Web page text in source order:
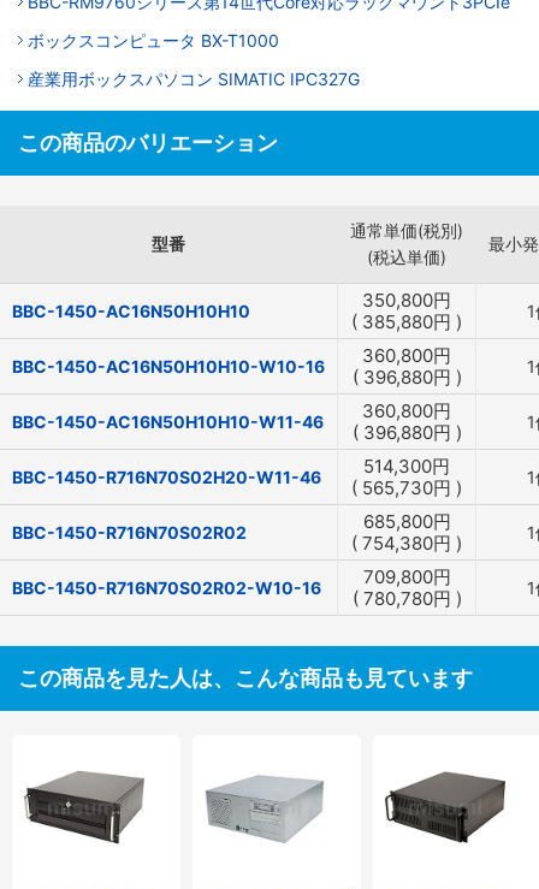
ボックスコンピュータ BX-T1000
産業用ボックスパソコン SIMATIC IPC327G
この商品のバリエーション
型番
通常単価(税別)
(税込単価)
最小
BBC-1450-AC16N50H10H10 350,800円
( 385,880円 )
BBC-1450-AC16N50H10H10-W10-16 360,800円
( 396,880円 )
BBC-1450-AC16N50H10H10-W11-46 360,800円
( 396,880円 )
BBC-1450-R716N70S02H20-W11-46 514,300円
( 565,730円 )
BBC-1450-R716N70S02R02 685,800円
( 754,380円 )
BBC-1450-R716N70S02R02-W10-16 709,800円
( 780,780円 )
この商品を見た人は、こんな商品も見ています